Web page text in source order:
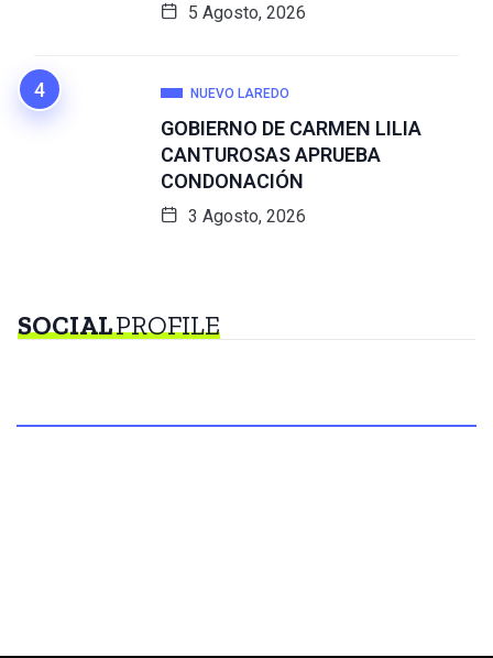
5 Agosto, 2026
NUEVO LAREDO
GOBIERNO DE CARMEN LILIA
CANTUROSAS APRUEBA
CONDONACIÓN
3 Agosto, 2026
SOCIALPROFILE